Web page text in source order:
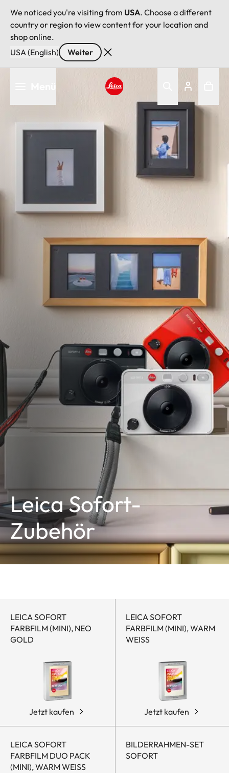
We noticed you're visiting from USA. Choose a different
country or region to view content for your location and
shop online.
USA (English)
Weiter
Leica logo - Home
Leica Sofort-
Zubehör
LEICA SOFORT
FARBFILM (MINI), NEO
GOLD
Jetzt kaufen
LEICA SOFORT
FARBFILM (MINI), WARM
WEISS
Jetzt kaufen
LEICA SOFORT
FARBFILM DUO PACK
(MINI), WARM WEISS
BILDERRAHMEN-SET
SOFORT